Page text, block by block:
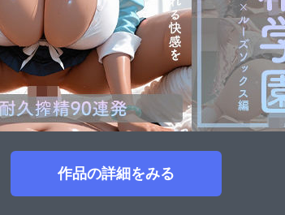
作品の詳細をみる